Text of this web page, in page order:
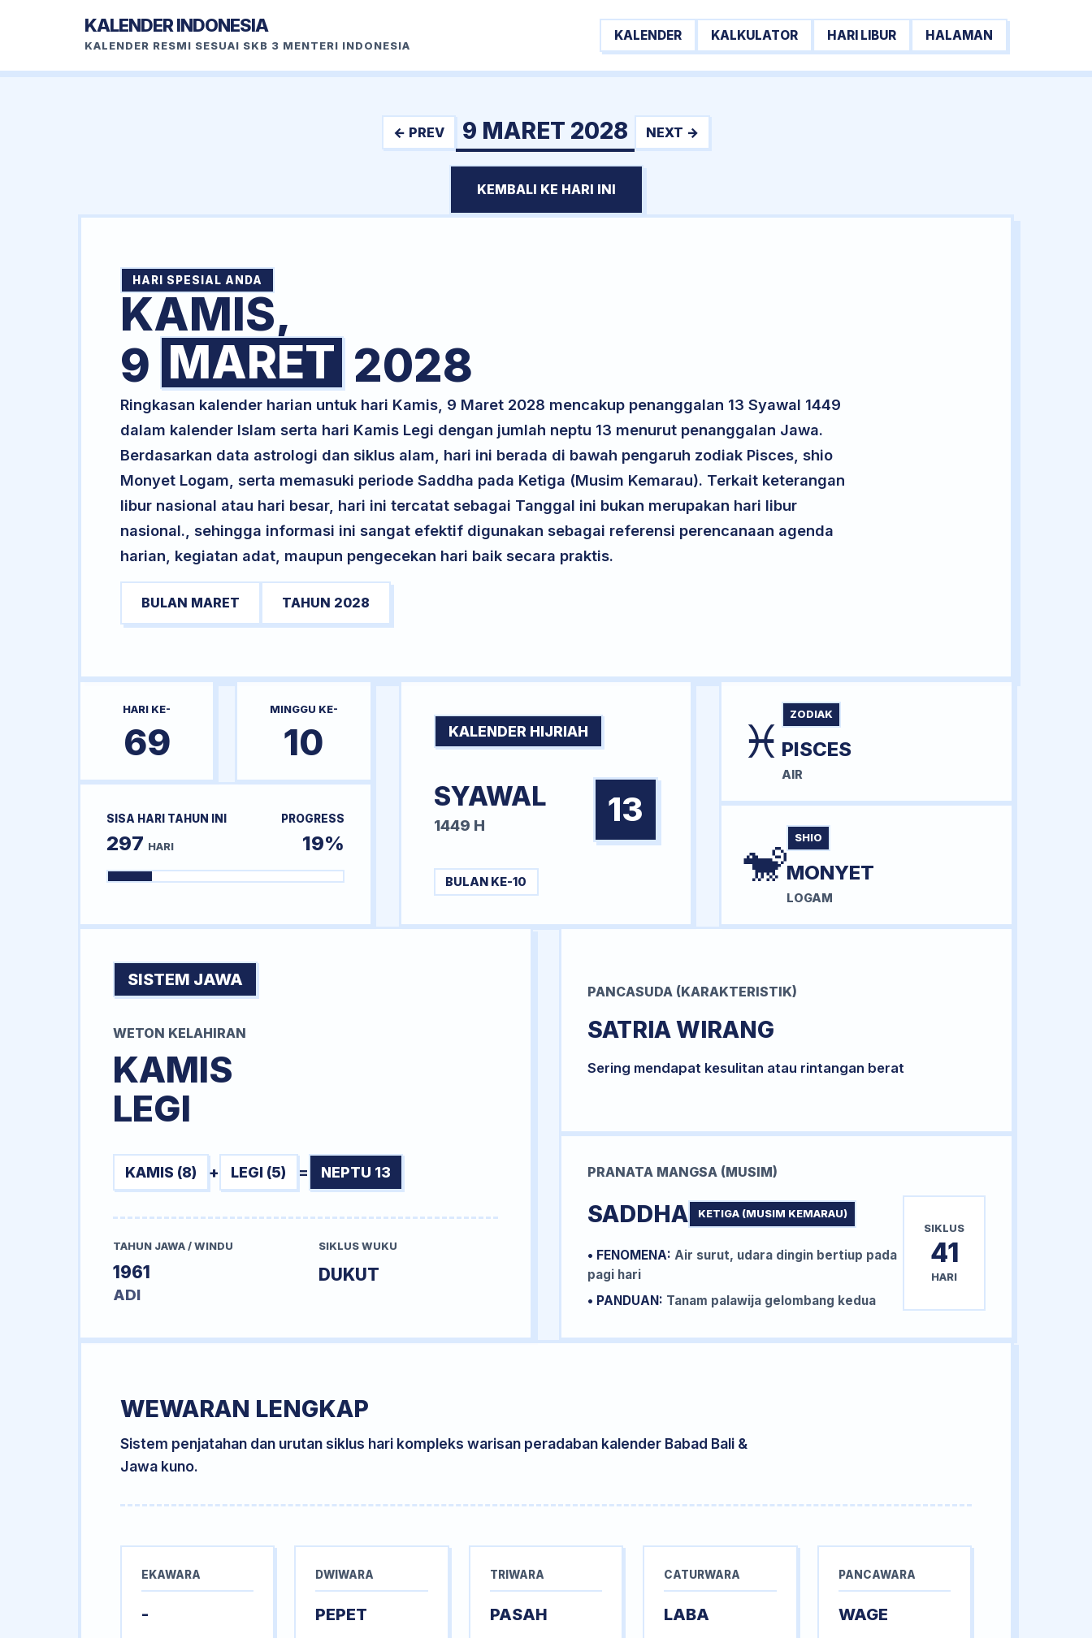
KALENDER INDONESIA
KALENDER RESMI SESUAI SKB 3 MENTERI INDONESIA
KALENDER KALKULATOR HARI LIBUR HALAMAN
← PREV 9 MARET 2028 NEXT →
KEMBALI KE HARI INI
HARI SPESIAL ANDA
KAMIS,
9 MARET 2028
Ringkasan kalender harian untuk hari Kamis, 9 Maret 2028 mencakup penanggalan 13 Syawal 1449
dalam kalender Islam serta hari Kamis Legi dengan jumlah neptu 13 menurut penanggalan Jawa.
Berdasarkan data astrologi dan siklus alam, hari ini berada di bawah pengaruh zodiak Pisces, shio
Monyet Logam, serta memasuki periode Saddha pada Ketiga (Musim Kemarau). Terkait keterangan
libur nasional atau hari besar, hari ini tercatat sebagai Tanggal ini bukan merupakan hari libur
nasional., sehingga informasi ini sangat efektif digunakan sebagai referensi perencanaan agenda
harian, kegiatan adat, maupun pengecekan hari baik secara praktis.
BULAN MARET TAHUN 2028
HARI KE-
69
MINGGU KE-
10
SISA HARI TAHUN INI
297 HARI
PROGRESS
19%
KALENDER HIJRIAH
SYAWAL
1449 H 13
BULAN KE-10
♓ ZODIAK
PISCES
AIR
🐒 SHIO
MONYET
LOGAM
SISTEM JAWA
WETON KELAHIRAN
KAMIS
LEGI
KAMIS (8) + LEGI (5) = NEPTU 13
TAHUN JAWA / WINDU
1961
ADI
SIKLUS WUKU
DUKUT
PANCASUDA (KARAKTERISTIK)
SATRIA WIRANG
Sering mendapat kesulitan atau rintangan berat
PRANATA MANGSA (MUSIM)
SADDHA KETIGA (MUSIM KEMARAU)
• FENOMENA: Air surut, udara dingin bertiup pada
pagi hari
• PANDUAN: Tanam palawija gelombang kedua
SIKLUS
41
HARI
WEWARAN LENGKAP
Sistem penjatahan dan urutan siklus hari kompleks warisan peradaban kalender Babad Bali &
Jawa kuno.
EKAWARA
-
DWIWARA
PEPET
TRIWARA
PASAH
CATURWARA
LABA
PANCAWARA
WAGE